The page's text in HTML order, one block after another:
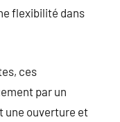
flexibilité dans
ces
par un
une ouverture et